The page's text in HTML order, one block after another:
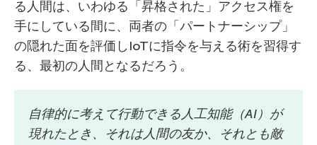
る人間は、いわゆる「昇格された」アクセス権を
手にしている間に、両者の「パートナーシップ」
の隠れた面を評価しIoTに指令を与える術を習得す
る、最初の人間となるだろう。
自律的に考えて行動できる人工知能（AI）が
現れたとき、それは人間の友か、それとも敵